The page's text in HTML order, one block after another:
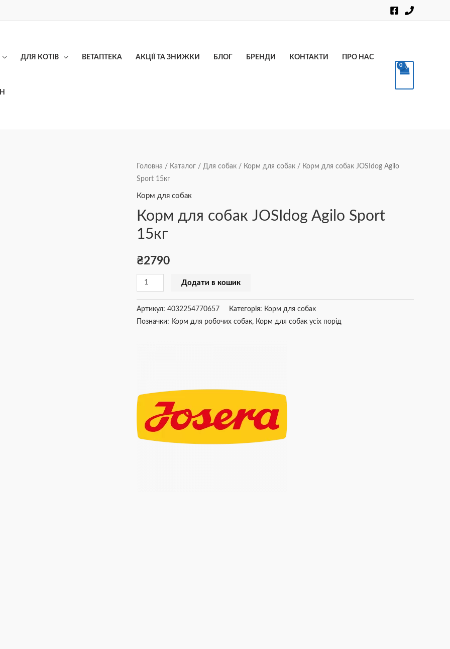
ДЛЯ КОТІВ ВЕТАПТЕКА АКЦІЇ ТА ЗНИЖКИ БЛОГ БРЕНДИ КОНТАКТИ ПРО НАС
Головна / Каталог / Для собак / Корм для собак / Корм для собак JOSIdog Agilo
Sport 15кг
Корм для собак
Корм для собак JOSIdog Agilo Sport
15кг
₴2790
Корм
для
собак
Agilo
Sport
кількість
Додати в кошик
Артикул: 4032254770657 Категорія: Корм для собак
Позначки: Корм для робочих собак, Корм для собак усіх порід